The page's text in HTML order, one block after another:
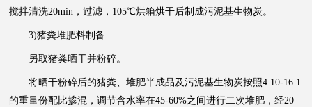
搅拌清洗20min，过滤，105℃烘箱烘干后制成污泥基生物炭。
3)猪粪堆肥料制备
另取猪粪晒干并粉碎。
将晒干粉碎后的猪粪、堆肥半成品及污泥基生物炭按照4:10-16:1
的重量份配比掺混，调节含水率在45-60%之间进行二次堆肥，经20